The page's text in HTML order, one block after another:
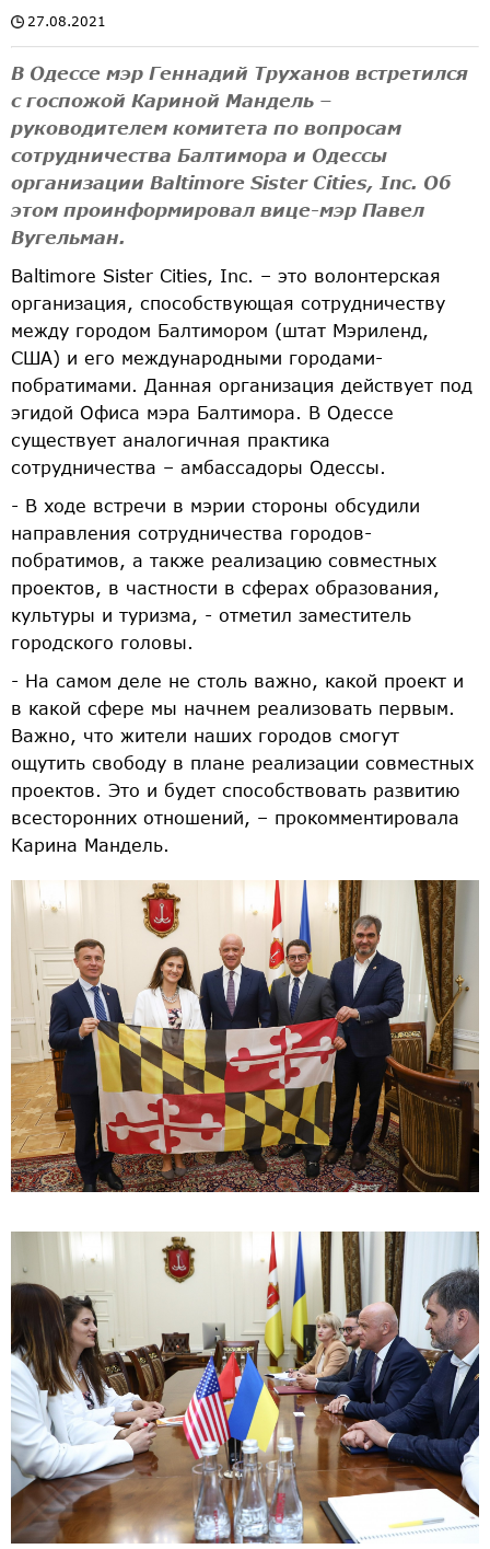
27.08.2021
В Одессе мэр Геннадий Труханов встретился
с госпожой Кариной Мандель –
руководителем комитета по вопросам
сотрудничества Балтимора и Одессы
организации Baltimore Sister Cities, Inc. Об
этом проинформировал вице-мэр Павел
Вугельман.
Baltimore Sister Cities, Inc. – это волонтерская
организация, способствующая сотрудничеству
между городом Балтимором (штат Мэриленд,
США) и его международными городами-
побратимами. Данная организация действует под
эгидой Офиса мэра Балтимора. В Одессе
существует аналогичная практика
сотрудничества – амбассадоры Одессы.
- В ходе встречи в мэрии стороны обсудили
направления сотрудничества городов-
побратимов, а также реализацию совместных
проектов, в частности в сферах образования,
культуры и туризма, - отметил заместитель
городского головы.
- На самом деле не столь важно, какой проект и
в какой сфере мы начнем реализовать первым.
Важно, что жители наших городов смогут
ощутить свободу в плане реализации совместных
проектов. Это и будет способствовать развитию
всесторонних отношений, – прокомментировала
Карина Мандель.